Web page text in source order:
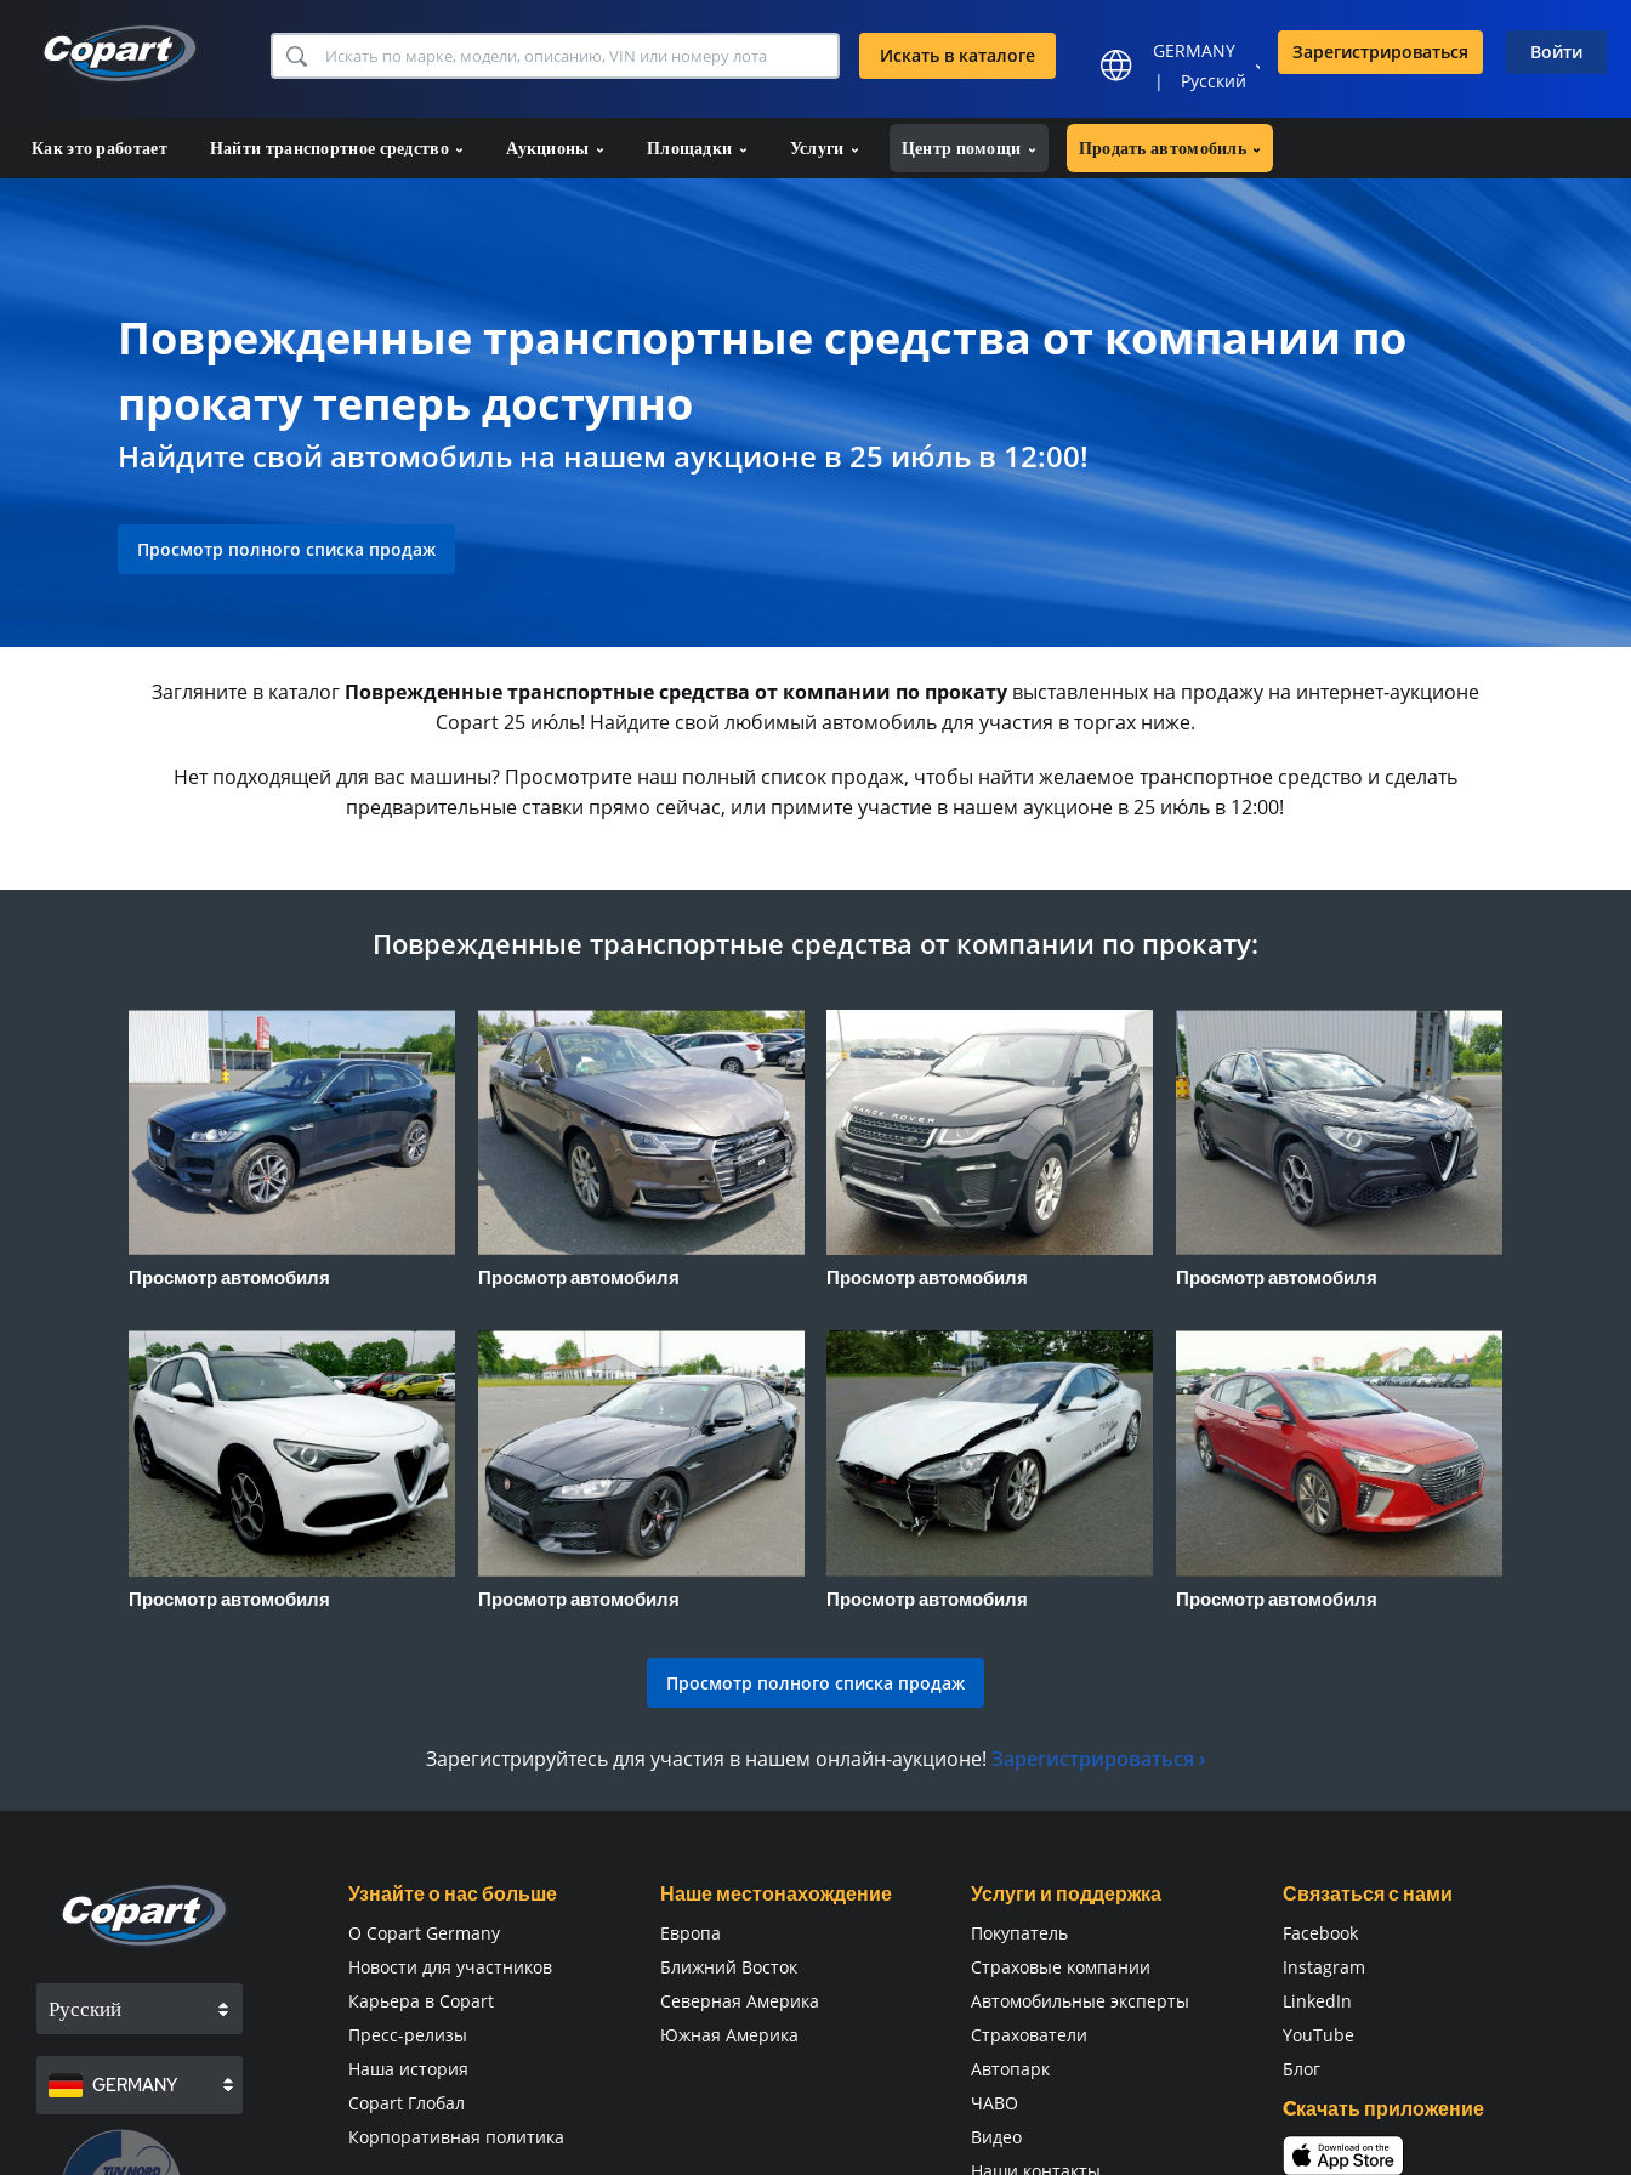
Искать в каталоге
GERMANY
|
Русский
Зарегистрироваться Войти
Как это работает Найти транспортное средство Аукционы Площадки Услуги Центр помощи Продать автомобиль
Поврежденные транспортные средства от компании по
прокату теперь доступно
Найдите свой автомобиль на нашем аукционе в 25 ию́ль в 12:00!
Просмотр полного списка продаж
Загляните в каталог Поврежденные транспортные средства от компании по прокатувыставленных на продажу на интернет-аукционе
Copart 25 ию́ль! Найдите свой любимый автомобиль для участия в торгах ниже.
Нет подходящей для вас машины? Просмотрите наш полный список продаж, чтобы найти желаемое транспортное средство и сделать
предварительные ставки прямо сейчас, или примите участие в нашем аукционе в 25 ию́ль в 12:00!
Поврежденные транспортные средства от компании по прокату:
Просмотр автомобиля Просмотр автомобиля Просмотр автомобиля Просмотр автомобиля
Просмотр автомобиля Просмотр автомобиля Просмотр автомобиля Просмотр автомобиля
Просмотр полного списка продаж
Зарегистрируйтесь для участия в нашем онлайн-аукционе! Зарегистрироваться ›
Русский
GERMANY
Узнайте о нас больше
О Copart Germany
Новости для участников
Карьера в Copart
Пресс-релизы
Наша история
Copart Глобал
Корпоративная политика
Наше местонахождение
Европа
Ближний Восток
Северная Америка
Южная Америка
Услуги и поддержка
Покупатель
Страховые компании
Автомобильные эксперты
Страхователи
Автопарк
ЧАВО
Видео
Связаться с нами
Facebook
Instagram
LinkedIn
YouTube
Блог
Cкачать приложение